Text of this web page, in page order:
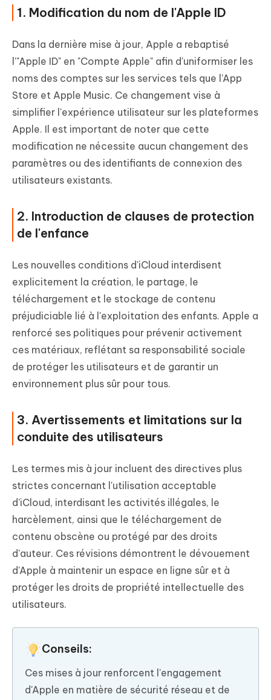
1. Modification du nom de l'Apple ID
Dans la dernière mise à jour, Apple a rebaptisé
l'"Apple ID" en "Compte Apple" afin d'uniformiser les
noms des comptes sur les services tels que l'App
Store et Apple Music. Ce changement vise à
simplifier l'expérience utilisateur sur les plateformes
Apple. Il est important de noter que cette
modification ne nécessite aucun changement des
paramètres ou des identifiants de connexion des
utilisateurs existants.
2. Introduction de clauses de protection
de l'enfance
Les nouvelles conditions d'iCloud interdisent
explicitement la création, le partage, le
téléchargement et le stockage de contenu
préjudiciable lié à l'exploitation des enfants. Apple a
renforcé ses politiques pour prévenir activement
ces matériaux, reflétant sa responsabilité sociale
de protéger les utilisateurs et de garantir un
environnement plus sûr pour tous.
3. Avertissements et limitations sur la
conduite des utilisateurs
Les termes mis à jour incluent des directives plus
strictes concernant l'utilisation acceptable
d'iCloud, interdisant les activités illégales, le
harcèlement, ainsi que le téléchargement de
contenu obscène ou protégé par des droits
d'auteur. Ces révisions démontrent le dévouement
d'Apple à maintenir un espace en ligne sûr et à
protéger les droits de propriété intellectuelle des
utilisateurs.
Conseils:
Ces mises à jour renforcent l'engagement
d'Apple en matière de sécurité réseau et de